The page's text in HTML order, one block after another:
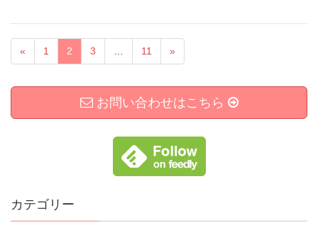
« 1 2 3 11 »
お問い合わせはこちら
カテゴリー